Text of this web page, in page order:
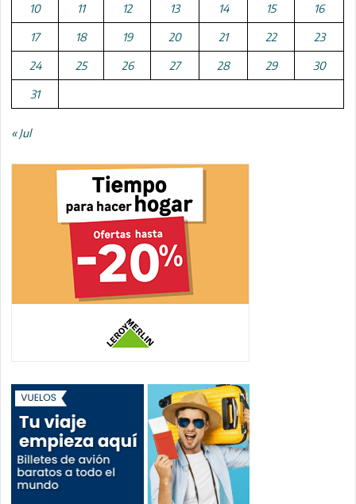
10 11 12 13 14 15 16
17 18 19 20 21 22 23
24 25 26 27 28 29 30
31
« Jul